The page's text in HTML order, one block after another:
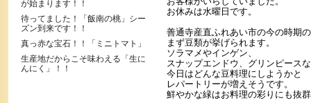
お休みは水曜日です。
善通寺産直ふれあい市の今の時期
まず豆類が挙げられます。
ソラマメやインゲン、
スナップエンドウ、グリンピース
今日はどんな豆料理にしようかと
レパートリーが増えそうです。
鮮やかな緑はお料理の彩りにも抜
が始まります！！
待ってました！「飯南の桃」シー
ズン到来です！！
真っ赤な宝石！！「ミニトマト」
生産地だからこそ味わえる「生に
んにく」！！